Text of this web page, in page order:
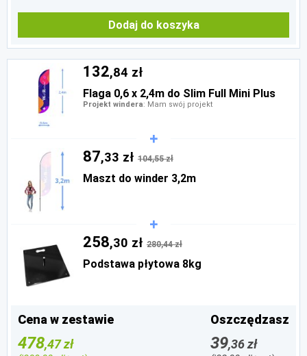
Dodaj do koszyka
132,84 zł
Flaga 0,6 x 2,4m do Slim Full Mini Plus
Projekt windera: Mam swój projekt
87,33 zł 104,55 zł
Maszt do winder 3,2m
258,30 zł 280,44 zł
Podstawa płytowa 8kg
Cena w zestawie
478,47 zł
Oszczędzasz
39,36 zł